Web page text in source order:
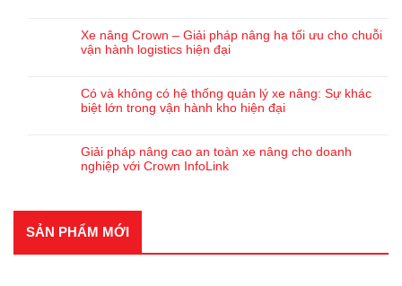
Xe nâng Crown – Giải pháp nâng hạ tối ưu cho chuỗi
vận hành logistics hiện đại
Có và không có hệ thống quản lý xe nâng: Sự khác
biệt lớn trong vận hành kho hiện đại
Giải pháp nâng cao an toàn xe nâng cho doanh
nghiệp với Crown InfoLink
SẢN PHẨM MỚI